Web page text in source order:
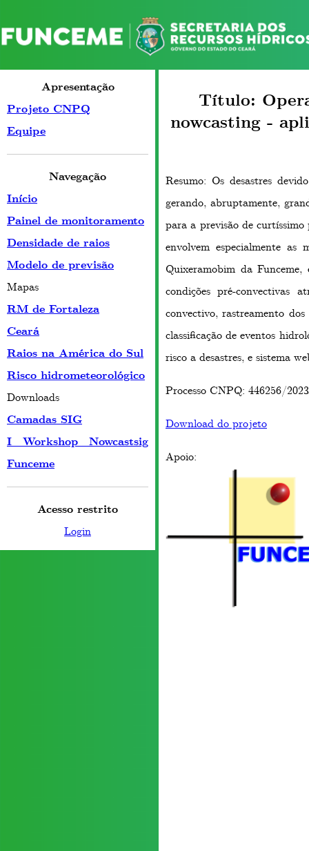
Apresentação
Projeto CNPQ
Equipe
Navegação
Início
Painel de monitoramento
Densidade de raios
Modelo de previsão
Mapas
RM de Fortaleza
Ceará
Raios na América do Sul
Risco hidrometeorológico
Downloads
Camadas SIG
I Workshop Nowcastsig
Funceme
Acesso restrito
Login
Título:
nowcasting -
Resumo: Os desastres
gerando, abruptamente,
para a previsão de
envolvem especialmente
Quixeramobim da
condições pré-convectivas
convectivo, rastreamento
classificação de eventos
risco a desastres, e sistema
Processo CNPQ: 446256/
Download do projeto
Apoio: